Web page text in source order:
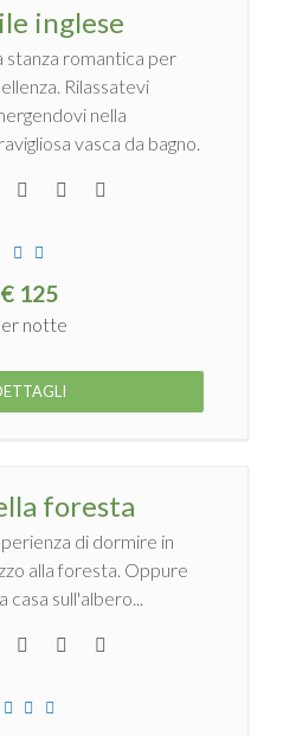
inglese
stanza romantica per
Rilassatevi
nella
vasca da bagno.
€ 125
notte
foresta
di dormire in
alla foresta. Oppure
casa sull'albero...